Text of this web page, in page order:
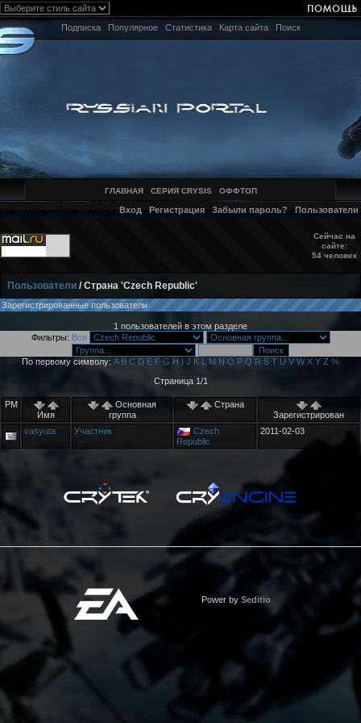
Подписка Популярное Статистика Карта сайта Поиск
ГЛАВНАЯ СЕРИЯ CRYSIS ОФФТОП
Вход Регистрация Забыли пароль? Пользователи
Сейчас на
сайте:
54 человек
Пользователи / Страна 'Czech Republic'
Зарегистрированные пользователи
1 пользователей в этом разделе
Фильтры: Все
По первому символу: A B C D E F G H I J K L M N O P Q R S T U V W X Y Z %
Страница 1/1
PM
Имя
Основная
группа
Страна
Зарегистрирован
vasyuta
Участник
Czech
Republic
2011-02-03
Power by Seditio